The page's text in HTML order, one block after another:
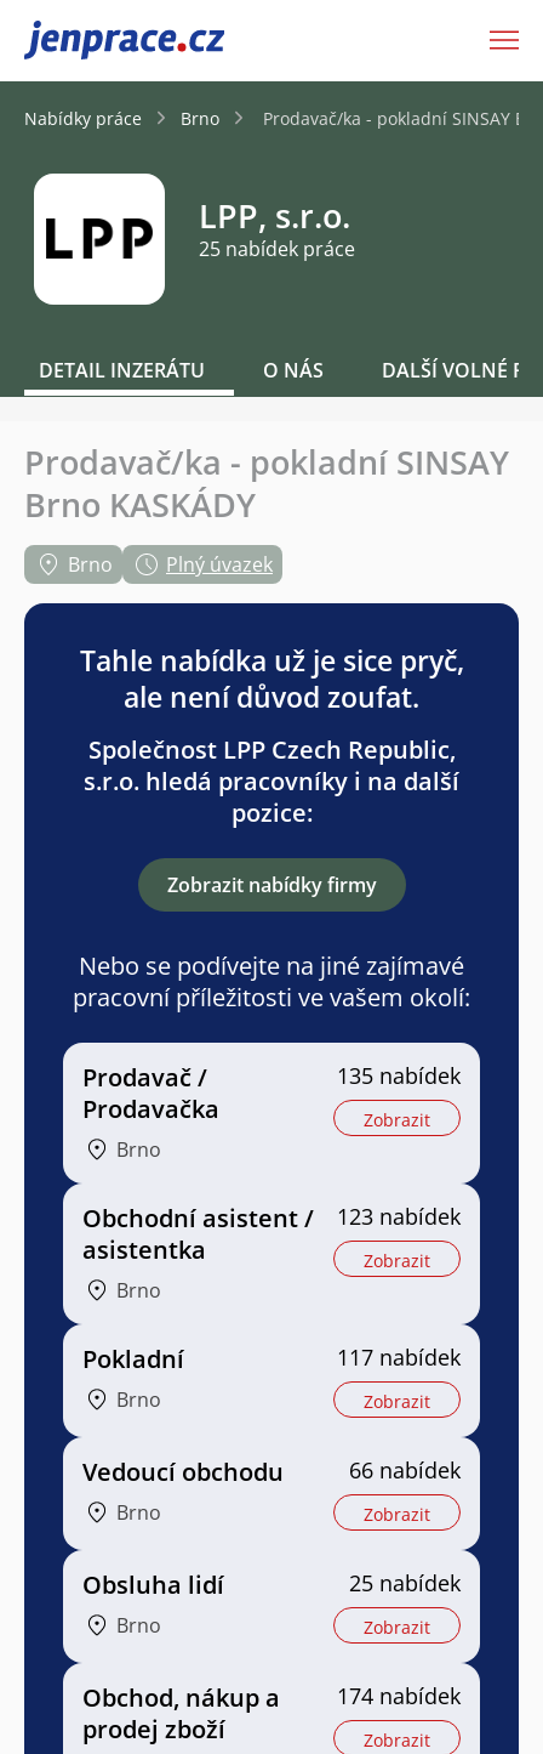
JenPráce.cz
Nabídky práce Brno Prodavač/ka - pokladní SINSAY
LPP, s.r.o.
25 nabídek práce
DETAIL INZERÁTU O NÁS DALŠÍ VOLNÉ
Prodavač/ka - pokladní SINSAY
Brno KASKÁDY
Brno Plný úvazek
Tahle nabídka už je sice pryč,
ale není důvod zoufat.
Společnost LPP Czech Republic,
s.r.o. hledá pracovníky i na další
pozice:
Zobrazit nabídky firmy
Nebo se podívejte na jiné zajímavé
pracovní příležitosti ve vašem okolí:
Prodavač /
Prodavačka
Brno
135 nabídek
Zobrazit
Obchodní asistent /
asistentka
Brno
123 nabídek
Zobrazit
Pokladní
Brno
117 nabídek
Zobrazit
Vedoucí obchodu
Brno
66 nabídek
Zobrazit
Obsluha lidí
Brno
25 nabídek
Zobrazit
Obchod, nákup a
prodej zboží
174 nabídek
Zobrazit